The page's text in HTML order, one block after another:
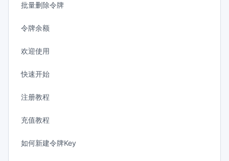
批量删除令牌
令牌余额
欢迎使用
快速开始
注册教程
充值教程
如何新建令牌Key